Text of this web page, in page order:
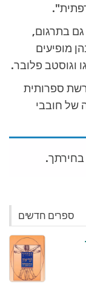
בתרגום,
מופיעים
וגוסטב פלובר.
מורשת ספרותית
של חובבי
ספרים חדשים